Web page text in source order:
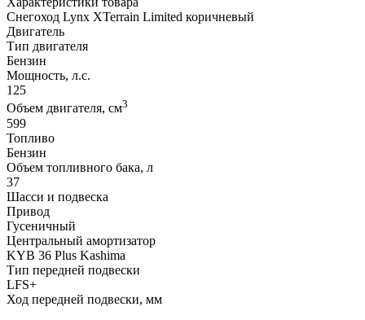
Снегоход Lynx XTerrain Limited коричневый
Двигатель
Тип двигателя
Бензин
Мощность, л.с.
125
Объем двигателя, см3
599
Топливо
Бензин
Объем топливного бака, л
37
Шасси и подвеска
Привод
Гусеничный
Центральный амортизатор
KYB 36 Plus Kashima
Тип передней подвески
LFS+
Ход передней подвески, мм